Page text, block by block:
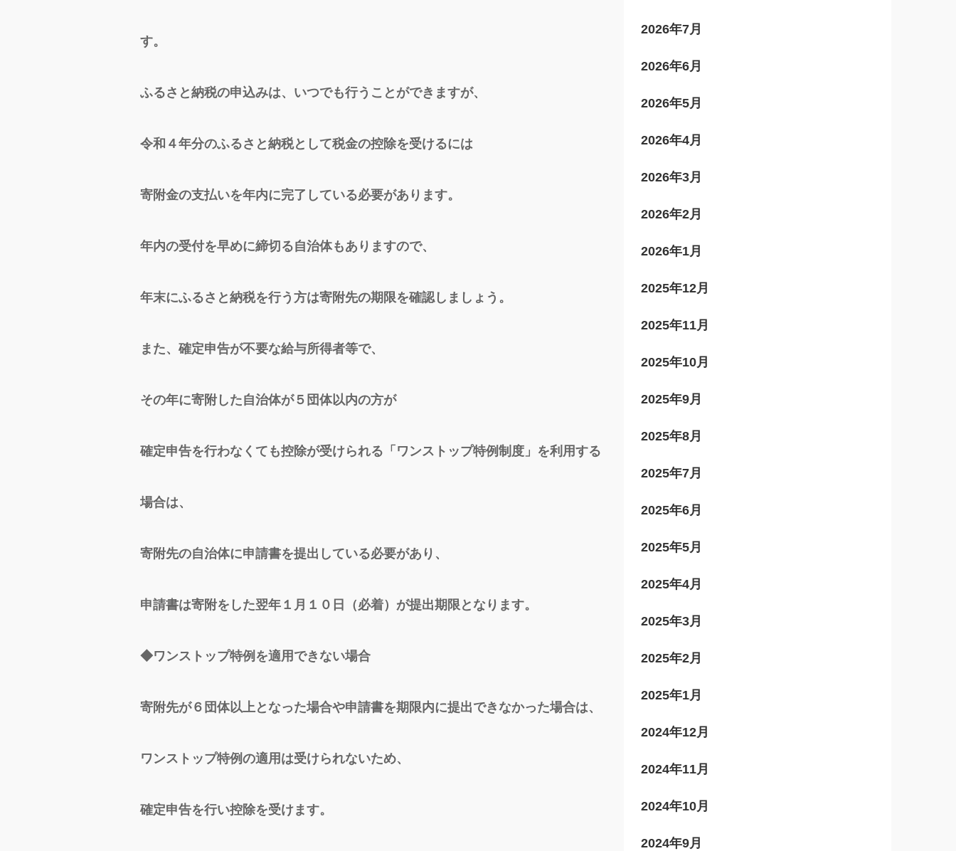
す。
ふるさと納税の申込みは、いつでも行うことができますが、
令和４年分のふるさと納税として税金の控除を受けるには
寄附金の支払いを年内に完了している必要があります。
年内の受付を早めに締切る自治体もありますので、
年末にふるさと納税を行う方は寄附先の期限を確認しましょう。
また、確定申告が不要な給与所得者等で、
その年に寄附した自治体が５団体以内の方が
確定申告を行わなくても控除が受けられる「ワンストップ特例制度」を利用する
場合は、
寄附先の自治体に申請書を提出している必要があり、
申請書は寄附をした翌年１月１０日（必着）が提出期限となります。
◆ワンストップ特例を適用できない場合
寄附先が６団体以上となった場合や申請書を期限内に提出できなかった場合は、
ワンストップ特例の適用は受けられないため、
確定申告を行い控除を受けます。
2026年7月
2026年6月
2026年5月
2026年4月
2026年3月
2026年2月
2026年1月
2025年12月
2025年11月
2025年10月
2025年9月
2025年8月
2025年7月
2025年6月
2025年5月
2025年4月
2025年3月
2025年2月
2025年1月
2024年12月
2024年11月
2024年10月
2024年9月